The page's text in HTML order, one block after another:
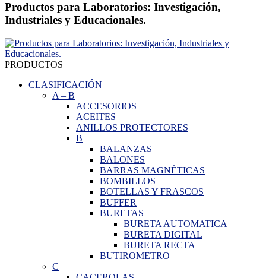
Productos para Laboratorios: Investigación,
Industriales y Educacionales.
PRODUCTOS
CLASIFICACIÓN
A – B
ACCESORIOS
ACEITES
ANILLOS PROTECTORES
B
BALANZAS
BALONES
BARRAS MAGNÉTICAS
BOMBILLOS
BOTELLAS Y FRASCOS
BUFFER
BURETAS
BURETA AUTOMATICA
BURETA DIGITAL
BURETA RECTA
BUTIROMETRO
C